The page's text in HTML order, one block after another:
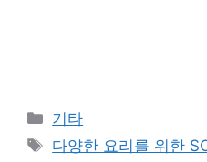
Categories
기타
Tags
다양한 요리를 위한